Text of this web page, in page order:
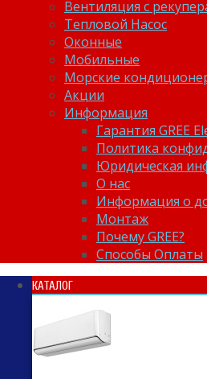
Вентиляция с
Тепловой Насос
Оконные
Мобильные
Морские
Акции
Информация
Гарантия GREE
Политика
Юридическая
О нас
Информация о
Монтаж
Почему GREE?
Способы Оплаты
КАТАЛОГ